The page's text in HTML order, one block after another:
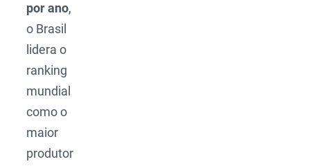
por ano,
o Brasil
lidera o
ranking
mundial
como o
maior
produtor